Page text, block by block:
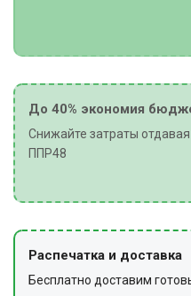
ЗАКЛЮЧИТЕЛЬНЫЕ
По завершении монтажа
от строительного
убирают
оборудование, снимают
До 40% экономия
Снижайте затраты
ППР48
Распечатка и доставка
Бесплатно доставим